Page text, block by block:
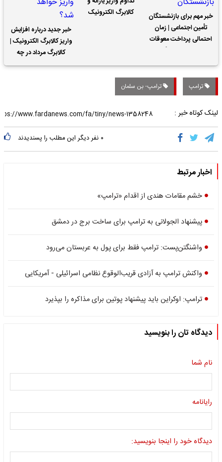
خبر مهم برای بازنشستگان
تأمین اجتماعی | زمان
احتمالی پرداخت معوقات
کالابرگ الکترونیک
خبر جدید درباره افزایش
واریز کالابرگ الکترونیک |
کالابرگ مرداد در چه
تاریخی واریز خواهد شد؟
ترامپ ترامپ- بن سلمان
لینک کوتاه خبر :
۰ نفر دیگر این مطلب را پسندیدند
اخبار مرتبط
خشم مقامات هندی از اقدام «ترامپ»
پیشنهاد الجولانی به ترامپ برای ساخت برج در دمشق
واشنگتن‌پست: ترامپ فقط برای پول به عربستان می‌رود
واکنش ترامپ به آزادی قریب‌الوقوع نظامی اسرائیلی - آمریکایی
ترامپ: اوکراین باید پیشنهاد پوتین برای مذاکره را بپذیرد
دیدگاه تان را بنویسید
نام شما
رایانامه
دیدگاه خود را اینجا بنویسید: